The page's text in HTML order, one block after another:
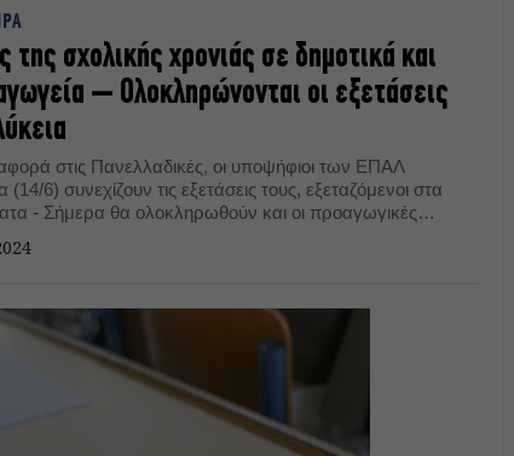
της σχολικής χρονιάς σε δημοτικά και
– Ολοκληρώνονται οι εξετάσεις
στις Πανελλαδικές, οι υποψήφιοι των ΕΠΑΛ
(14/6) συνεχίζουν τις εξετάσεις τους, εξεταζόμενοι στα
- Σήμερα θα ολοκληρωθούν και οι προαγωγικές